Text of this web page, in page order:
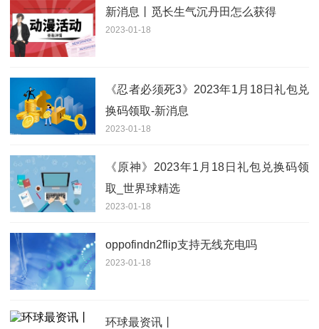
新消息丨觅长生气沉丹田怎么获得
2023-01-18
《忍者必须死3》2023年1月18日礼包兑
换码领取-新消息
2023-01-18
《原神》2023年1月18日礼包兑换码领
取_世界球精选
2023-01-18
oppofindn2flip支持无线充电吗
2023-01-18
环球最资讯丨